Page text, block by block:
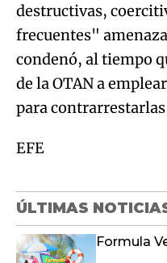
destructivas,
frecuentes"
condenó, al tiempo
de la OTAN a
para
EFE
ÚLTIMAS
Formula